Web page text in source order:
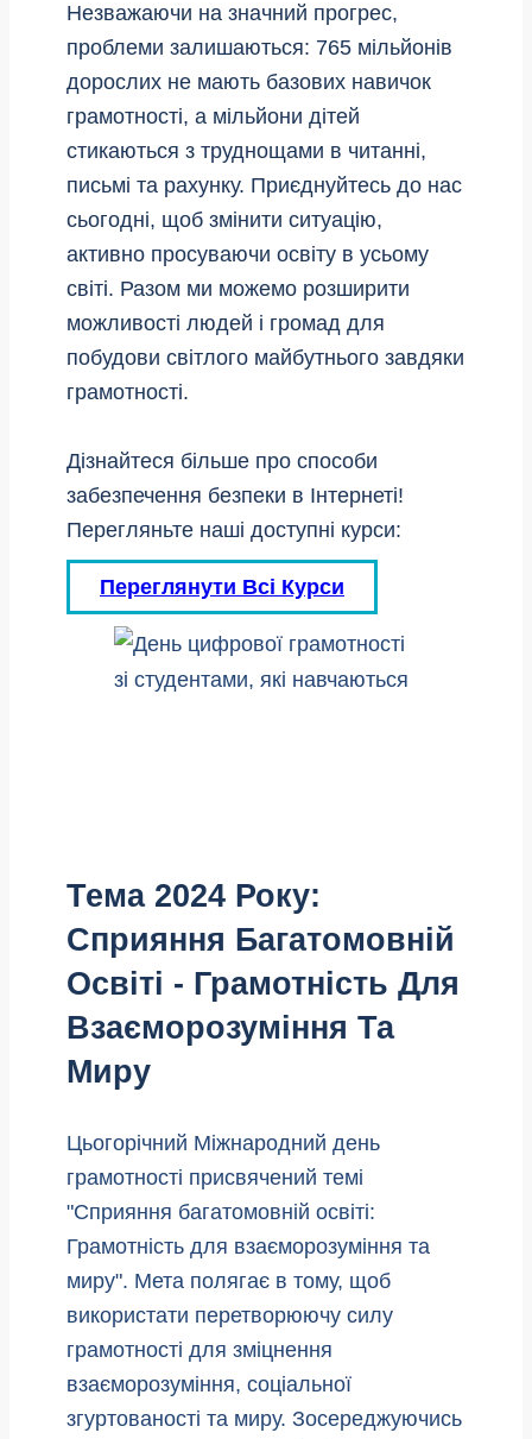
Незважаючи на значний прогрес,
проблеми залишаються: 765 мільйонів
дорослих не мають базових навичок
грамотності, а мільйони дітей
стикаються з труднощами в читанні,
письмі та рахунку. Приєднуйтесь до нас
сьогодні, щоб змінити ситуацію,
активно просуваючи освіту в усьому
світі. Разом ми можемо розширити
можливості людей і громад для
побудови світлого майбутнього завдяки
грамотності.
Дізнайтеся більше про способи
забезпечення безпеки в Інтернеті!
Перегляньте наші доступні курси:
Переглянути Всі Курси
Тема 2024 Року:
Сприяння Багатомовній
Освіті - Грамотність Для
Взаєморозуміння Та
Миру
Цьогорічний Міжнародний день
грамотності присвячений темі
"Сприяння багатомовній освіті:
Грамотність для взаєморозуміння та
миру". Мета полягає в тому, щоб
використати перетворюючу силу
грамотності для зміцнення
взаєморозуміння, соціальної
згуртованості та миру. Зосереджуючись